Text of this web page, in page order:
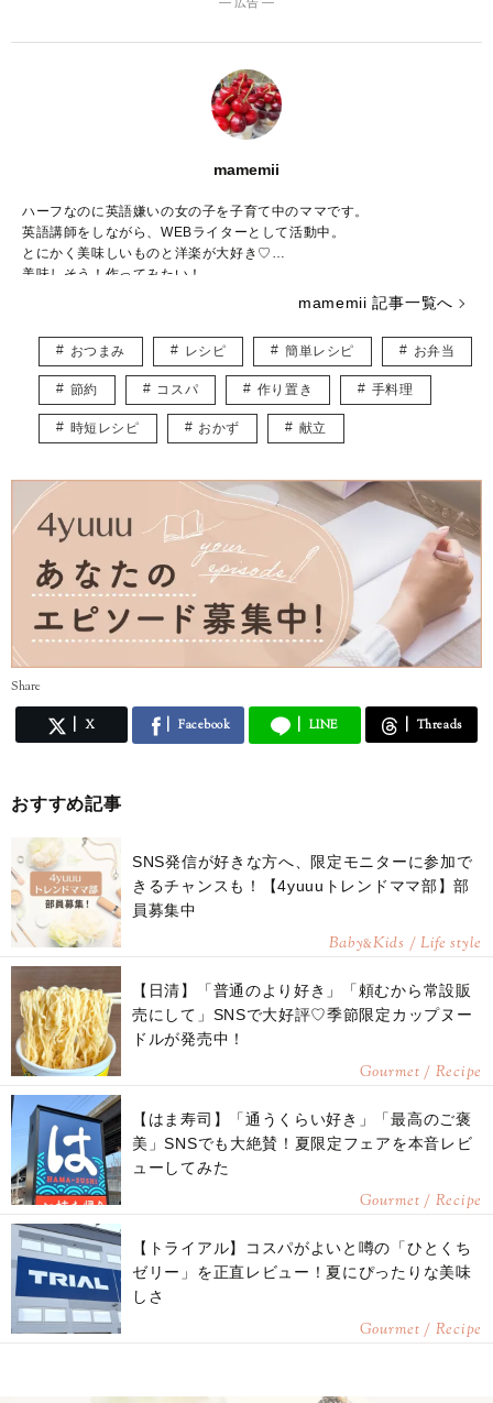
mamemii
ハーフなのに英語嫌いの女の子を子育て中のママです。
英語講師をしながら、WEBライターとして活動中。
とにかく美味しいものと洋楽が大好き♡
美味しそう！作ってみたい！
mamemii 記事一覧へ
おつまみ レシピ 簡単レシピ お弁当
節約 コスパ 作り置き 手料理
時短レシピ おかず 献立
Share
X Facebook LINE Threads
おすすめ記事
SNS発信が好きな方へ、限定モニターに参加で
きるチャンスも！【4yuuuトレンドママ部】部
員募集中
Baby&Kids / Life style
【日清】「普通のより好き」「頼むから常設販
売にして」SNSで大好評♡季節限定カップヌー
ドルが発売中！
Gourmet / Recipe
【はま寿司】「通うくらい好き」「最高のご褒
美」SNSでも大絶賛！夏限定フェアを本音レビ
ューしてみた
Gourmet / Recipe
【トライアル】コスパがよいと噂の「ひとくち
ゼリー」を正直レビュー！夏にぴったりな美味
しさ
Gourmet / Recipe